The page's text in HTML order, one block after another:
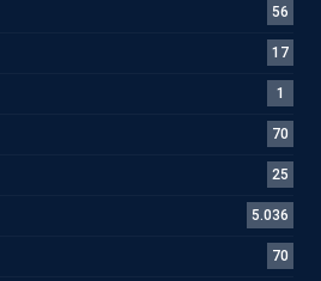
56
17
1
70
25
5.036
70